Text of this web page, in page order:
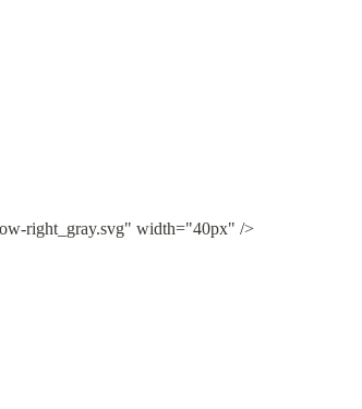
right_gray.svg" width="40px" />